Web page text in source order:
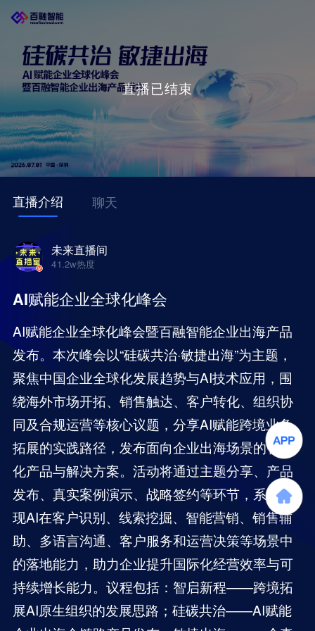
直播已结束
直播介绍 聊天
未来直播间
41.2w热度
AI赋能企业全球化峰会
AI赋能企业全球化峰会暨百融智能企业出海产品
发布。本次峰会以“硅碳共治·敏捷出海”为主题，
聚焦中国企业全球化发展趋势与AI技术应用，围
绕海外市场开拓、销售触达、客户转化、组织协
同及合规运营等核心议题，分享AI赋能跨境业务
拓展的实践路径，发布面向企业出海场景的智能
化产品与解决方案。活动将通过主题分享、产品
发布、真实案例演示、战略签约等环节，系统呈
现AI在客户识别、线索挖掘、智能营销、销售辅
助、多语言沟通、客户服务和运营决策等场景中
的落地能力，助力企业提升国际化经营效率与可
持续增长能力。议程包括：智启新程——跨境拓
展AI原生组织的发展思路；硅碳共治——AI赋能